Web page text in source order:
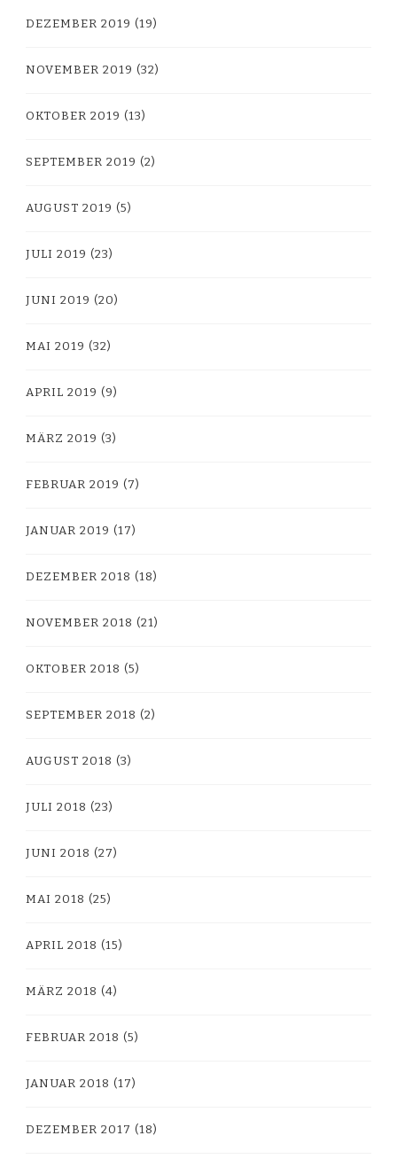
DEZEMBER 2019 (19)
NOVEMBER 2019 (32)
OKTOBER 2019 (13)
SEPTEMBER 2019 (2)
AUGUST 2019 (5)
JULI 2019 (23)
JUNI 2019 (20)
MAI 2019 (32)
APRIL 2019 (9)
MÄRZ 2019 (3)
FEBRUAR 2019 (7)
JANUAR 2019 (17)
DEZEMBER 2018 (18)
NOVEMBER 2018 (21)
OKTOBER 2018 (5)
SEPTEMBER 2018 (2)
AUGUST 2018 (3)
JULI 2018 (23)
JUNI 2018 (27)
MAI 2018 (25)
APRIL 2018 (15)
MÄRZ 2018 (4)
FEBRUAR 2018 (5)
JANUAR 2018 (17)
DEZEMBER 2017 (18)